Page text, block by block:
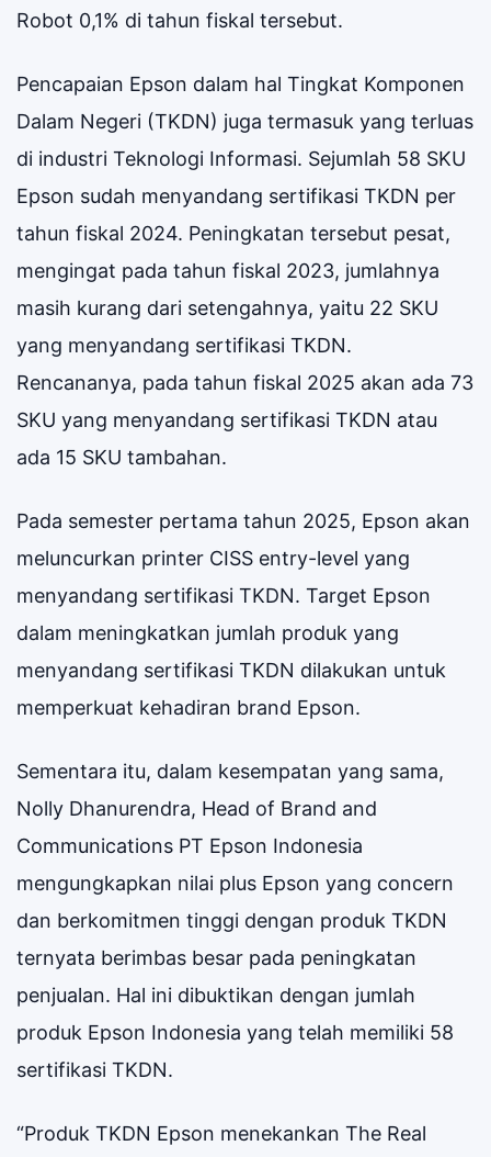
Robot 0,1% di tahun fiskal tersebut.
Pencapaian Epson dalam hal Tingkat Komponen
Dalam Negeri (TKDN) juga termasuk yang terluas
di industri Teknologi Informasi. Sejumlah 58 SKU
Epson sudah menyandang sertifikasi TKDN per
tahun fiskal 2024. Peningkatan tersebut pesat,
mengingat pada tahun fiskal 2023, jumlahnya
masih kurang dari setengahnya, yaitu 22 SKU
yang menyandang sertifikasi TKDN.
Rencananya, pada tahun fiskal 2025 akan ada 73
SKU yang menyandang sertifikasi TKDN atau
ada 15 SKU tambahan.
Pada semester pertama tahun 2025, Epson akan
meluncurkan printer CISS entry-level yang
menyandang sertifikasi TKDN. Target Epson
dalam meningkatkan jumlah produk yang
menyandang sertifikasi TKDN dilakukan untuk
memperkuat kehadiran brand Epson.
Sementara itu, dalam kesempatan yang sama,
Nolly Dhanurendra, Head of Brand and
Communications PT Epson Indonesia
mengungkapkan nilai plus Epson yang concern
dan berkomitmen tinggi dengan produk TKDN
ternyata berimbas besar pada peningkatan
penjualan. Hal ini dibuktikan dengan jumlah
produk Epson Indonesia yang telah memiliki 58
sertifikasi TKDN.
“Produk TKDN Epson menekankan The Real